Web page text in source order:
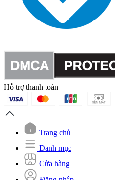
Hỗ trợ thanh toán
Trang chủ
Danh mục
Cửa hàng